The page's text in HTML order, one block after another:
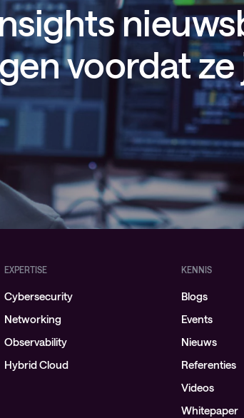
voordat ze
EXPERTISE
Cybersecurity
Networking
Observability
Hybrid Cloud
KENNIS
Blogs
Events
Nieuws
Referenties
Videos
Whitepaper